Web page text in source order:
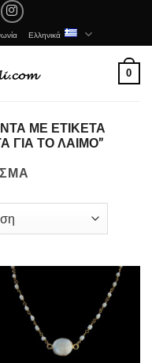
Ελληνικά
0
ΜΕ ΕΤΙΚΈΤΑ
ΓΙΑ ΤΟ ΛΑΙΜΟ”